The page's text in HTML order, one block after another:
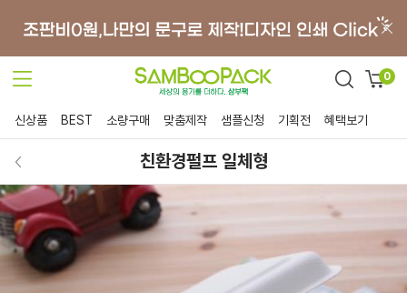
0
신상품 BEST 소량구매 맞춤제작 샘플신청 기획전 혜택보기
친환경펄프 일체형